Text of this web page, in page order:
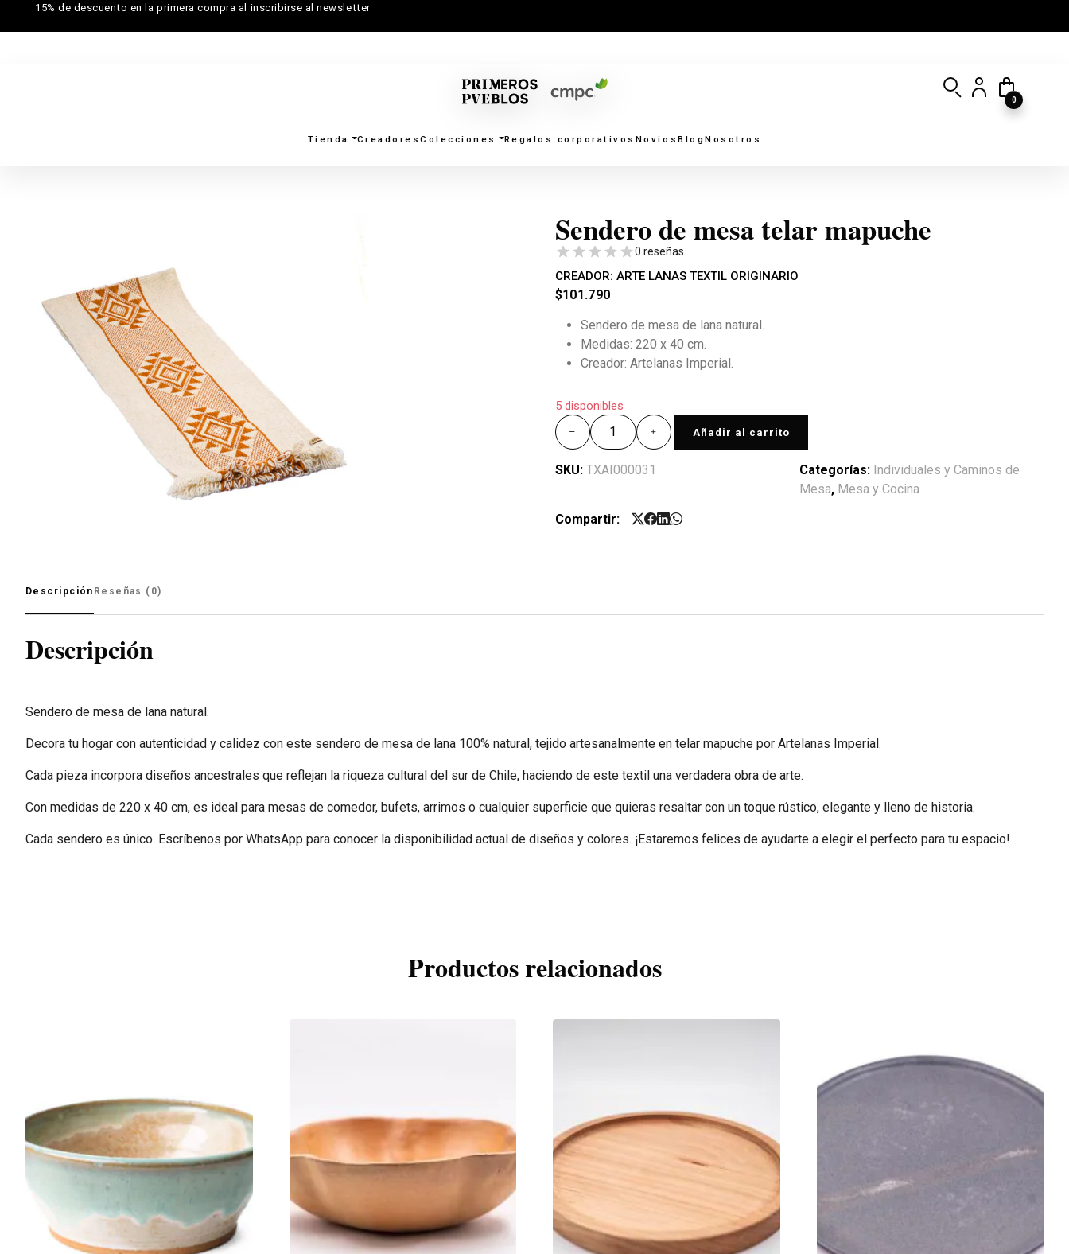
15% de descuento en la primera compra al inscribirse al newsletter
Tienda CreadoresColecciones Regalos corporativos NoviosBlogNosotros
0
Sendero de mesa telar mapuche
0 reseñas
CREADOR: ARTE LANAS TEXTIL ORIGINARIO
$101.790
Sendero de mesa de lana natural.
Medidas: 220 x 40 cm.
Creador: Artelanas Imperial.
5 disponibles
Añadir al carrito
SKU: TXAI000031 Categorías: Individuales y Caminos de
Mesa, Mesa y Cocina
Compartir:
Descripción Reseñas (0)
Descripción
Sendero de mesa de lana natural.
Decora tu hogar con autenticidad y calidez con este sendero de mesa de lana 100% natural, tejido artesanalmente en telar mapuche por Artelanas Imperial.
Cada pieza incorpora diseños ancestrales que reflejan la riqueza cultural del sur de Chile, haciendo de este textil una verdadera obra de arte.
Con medidas de 220 x 40 cm, es ideal para mesas de comedor, bufets, arrimos o cualquier superficie que quieras resaltar con un toque rústico, elegante y lleno de historia.
Cada sendero es único. Escríbenos por WhatsApp para conocer la disponibilidad actual de diseños y colores. ¡Estaremos felices de ayudarte a elegir el perfecto para tu espacio!
Productos relacionados